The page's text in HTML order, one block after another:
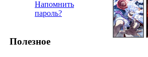
Напомнить
пароль?
Полезное